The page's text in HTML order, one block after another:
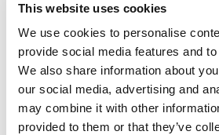
This website uses cookies
We use cookies to personalise
provide social media features and
We also share information about
our social media, advertising and
may combine it with other
provided to them or that they’ve
Kit de ajuste a la medida para
portaequipajes de techo Thule en
de fijación integrados, perfil en T
de portaequipajes de instalación